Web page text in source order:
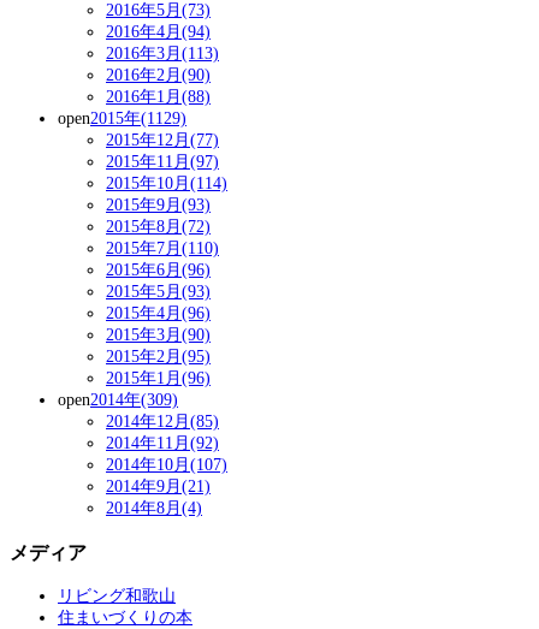
2016年5月(73)
2016年4月(94)
2016年3月(113)
2016年2月(90)
2016年1月(88)
open2015年(1129)
2015年12月(77)
2015年11月(97)
2015年10月(114)
2015年9月(93)
2015年8月(72)
2015年7月(110)
2015年6月(96)
2015年5月(93)
2015年4月(96)
2015年3月(90)
2015年2月(95)
2015年1月(96)
open2014年(309)
2014年12月(85)
2014年11月(92)
2014年10月(107)
2014年9月(21)
2014年8月(4)
メディア
リビング和歌山
住まいづくりの本